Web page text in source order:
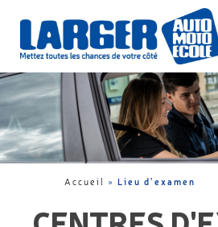
Accueil » Lieu d’examen